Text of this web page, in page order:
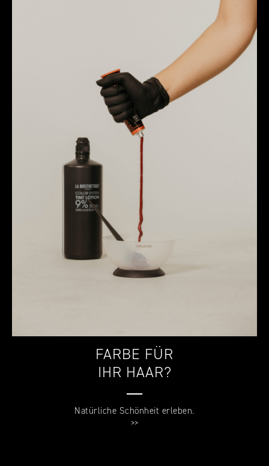
FARBE FÜR
IHR HAAR?
—
Natürliche Schönheit erleben.
>>